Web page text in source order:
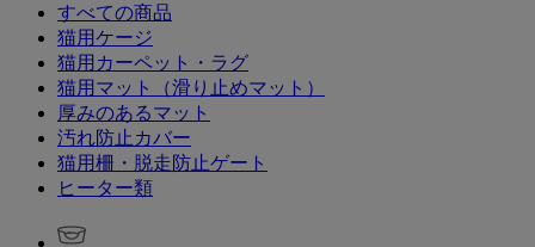
すべての商品
猫用ケージ
猫用カーペット・ラグ
猫用マット（滑り止めマット）
厚みのあるマット
汚れ防止カバー
猫用柵・脱走防止ゲート
ヒーター類